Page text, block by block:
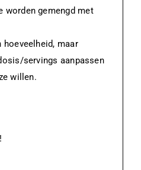
worden gemengd met
hoeveelheid, maar
servings aanpassen
willen.